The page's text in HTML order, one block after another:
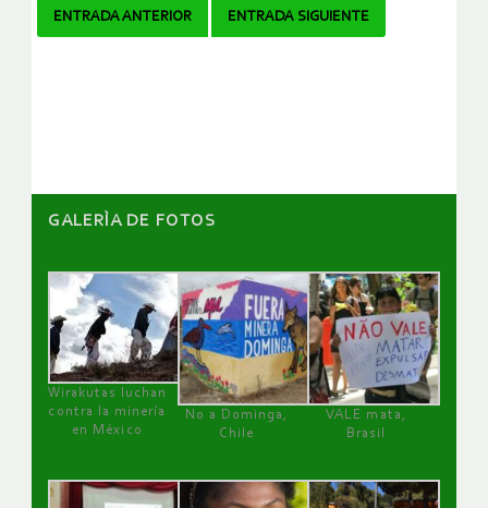
Navegador
ENTRADA ANTERIOR ENTRADA SIGUIENTE
GALERÌA DE FOTOS
Wirakutas luchan
contra la minería
en México
No a Dominga,
Chile
VALE mata,
Brasil